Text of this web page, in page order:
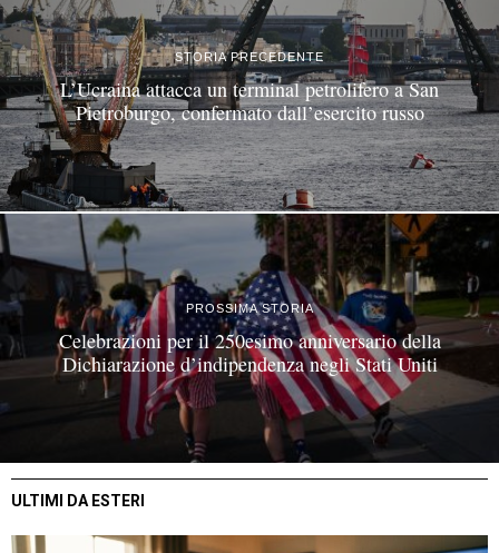
STORIA PRECEDENTE
L’Ucraina attacca un terminal petrolifero a San
Pietroburgo, confermato dall’esercito russo
PROSSIMA STORIA
Celebrazioni per il 250esimo anniversario della
Dichiarazione d’indipendenza negli Stati Uniti
ULTIMI DA ESTERI